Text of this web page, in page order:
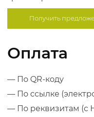
Получить
Оплата
— По QR-коду
— По ссылке
— По реквизитам (с